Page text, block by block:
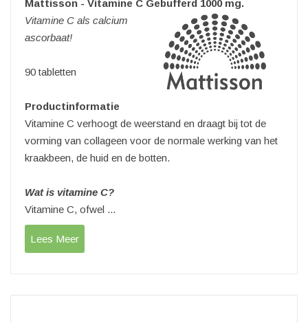
Mattisson - Vitamine C Gebufferd 1000 mg.
Vitamine C als calcium
ascorbaat!
90 tabletten
Productinformatie
Vitamine C verhoogt de weerstand en draagt bij tot de
vorming van collageen voor de normale werking van het
kraakbeen, de huid en de botten.
Wat is vitamine C?
Vitamine C, ofwel ...
Lees Meer